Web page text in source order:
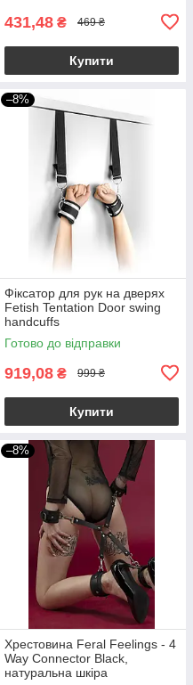
431,48 ₴ 469 ₴
Купити
–8%
Фіксатор для рук на дверях
Fetish Tentation Door swing
handcuffs
Готово до відправки
919,08 ₴ 999 ₴
Купити
–8%
Хрестовина Feral Feelings - 4
Way Connector Black,
натуральна шкіра